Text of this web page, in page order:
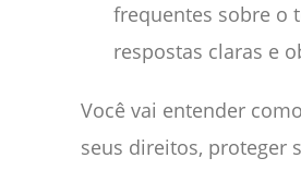
frequentes sobre o
respostas claras e
Você vai entender
seus direitos, proteger